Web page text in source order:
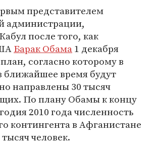
представителем
администрации,
после того, как
Барак Обама1 декабря
согласно которому в
ближайшее время будут
направлены 30 тысяч
По плану Обамы к концу
2010 года численность
контингента в Афганистане
человек.